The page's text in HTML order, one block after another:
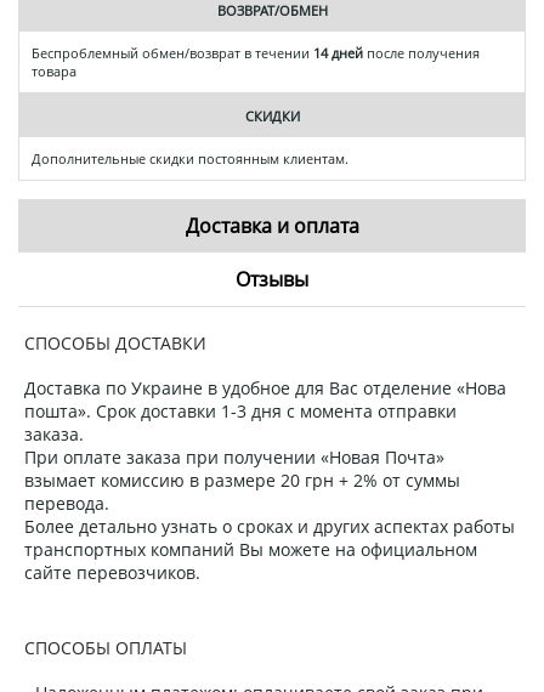
ВОЗВРАТ/ОБМЕН
Беспроблемный обмен/возврат в течении 14 дней после получения
товара
СКИДКИ
Дополнительные скидки постоянным клиентам.
Доставка и оплата
Отзывы
СПОСОБЫ ДОСТАВКИ
Доставка по Украине в удобное для Вас отделение «Нова
пошта». Срок доставки 1-3 дня с момента отправки
заказа.
При оплате заказа при получении «Новая Почта»
взымает комиссию в размере 20 грн + 2% от суммы
перевода.
Более детально узнать о сроках и других аспектах работы
транспортных компаний Вы можете на официальном
сайте перевозчиков.
СПОСОБЫ ОПЛАТЫ